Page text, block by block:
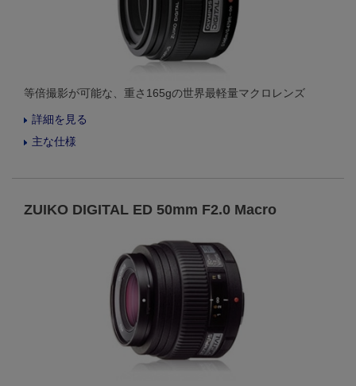
等倍撮影が可能な、重さ165gの世界最軽量マクロレンズ
詳細を見る
主な仕様
ZUIKO DIGITAL ED 50mm F2.0 Macro